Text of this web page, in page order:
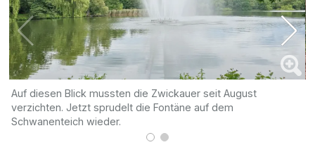
Auf diesen Blick mussten die Zwickauer seit August
verzichten. Jetzt sprudelt die Fontäne auf dem
Schwanenteich wieder.